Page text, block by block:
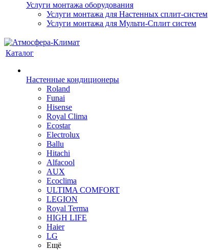
Услуги монтажа оборудования
Услуги монтажа для Настенных сплит-систем
Услуги монтажа для Мульти-Сплит систем
Каталог
Настенные кондиционеры
Roland
Funai
Hisense
Royal Clima
Ecostar
Electrolux
Ballu
Hitachi
Alfacool
AUX
Ecoclima
ULTIMA COMFORT
LEGION
Royal Terma
HIGH LIFE
Haier
LG
Ещё